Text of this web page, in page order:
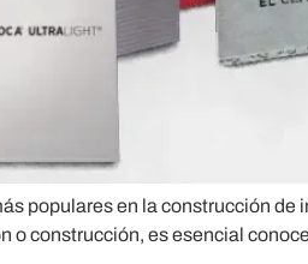
populares en la construcción de
o construcción, es esencial